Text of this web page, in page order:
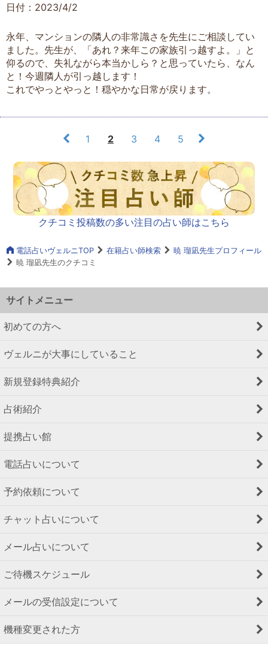
日付：2023/4/2
永年、マンションの隣人の非常識さを先生にご相談してい
ました。先生が、「あれ？来年この家族引っ越すよ。」と
仰るので、失礼ながら本当かしら？と思っていたら、なん
と！今週隣人が引っ越します！
これでやっとやっと！穏やかな日常が戻ります。
1 2 3 4 5
クチコミ投稿数の多い注目の占い師はこちら
電話占いヴェルニTOP 在籍占い師検索
暁 瑠凪先生プロフィール
暁 瑠凪先生のクチコミ
サイトメニュー
初めての方へ
ヴェルニが大事にしていること
新規登録特典紹介
占術紹介
提携占い館
電話占いについて
予約依頼について
チャット占いについて
メール占いについて
ご待機スケジュール
メールの受信設定について
機種変更された方